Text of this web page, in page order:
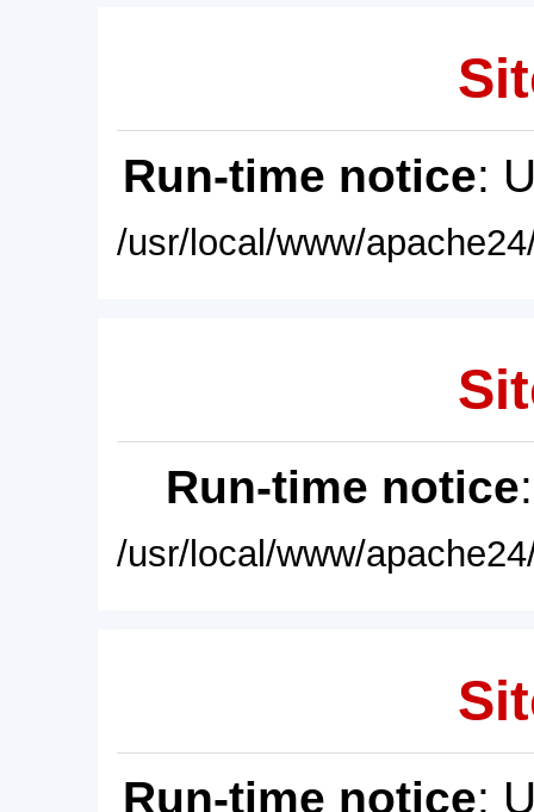
Run-time notice:
/usr/local/www/
Run-time notice
/usr/local/www/
Run-time notice: